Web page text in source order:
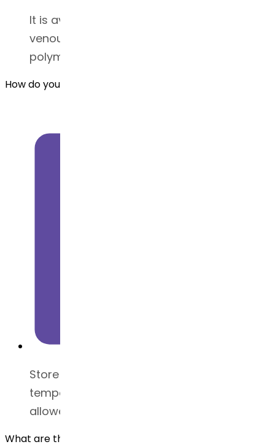
It is available in powder (Intra
venous/Subcutaneous) form and we offer
polymorph form 1
How do you store Azacitidine API ?
Store at tightly closed container at a
temperature below 25°C (excursions
allowed between 15 and 30°C
What are the uses of Azacitidine?